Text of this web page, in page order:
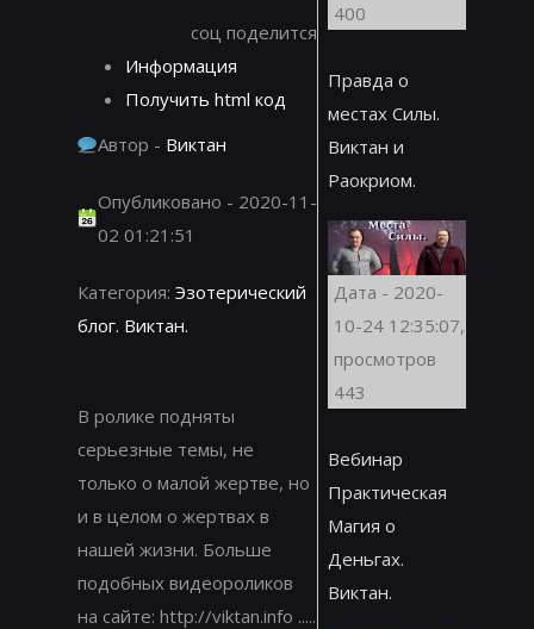
соц поделится
Информация
Получить html код
Автор - Виктан
Опубликовано - 2020-11-
02 01:21:51
Категория: Эзотерический
блог. Виктан.
В ролике подняты
серьезные темы, не
только о малой жертве, но
и в целом о жертвах в
нашей жизни. Больше
подобных видеороликов
на сайте: http://viktan.info .....
400
Правда о
местах Силы.
Виктан и
Раокриом.
Дата - 2020-
10-24 12:35:07,
просмотров
443
Вебинар
Практическая
Магия о
Деньгах.
Виктан.